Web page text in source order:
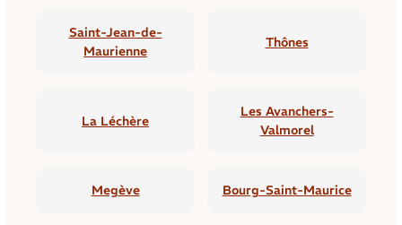
Saint-Jean-de-
Maurienne
Thônes
La Léchère
Les Avanchers-
Valmorel
Megève Bourg-Saint-Maurice